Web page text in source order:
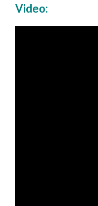
Video: